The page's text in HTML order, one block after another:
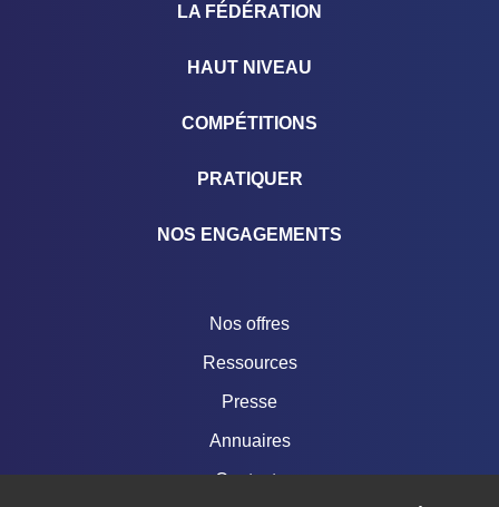
LA FÉDÉRATION
HAUT NIVEAU
COMPÉTITIONS
PRATIQUER
NOS ENGAGEMENTS
Nos offres
Ressources
Presse
Annuaires
Contacts